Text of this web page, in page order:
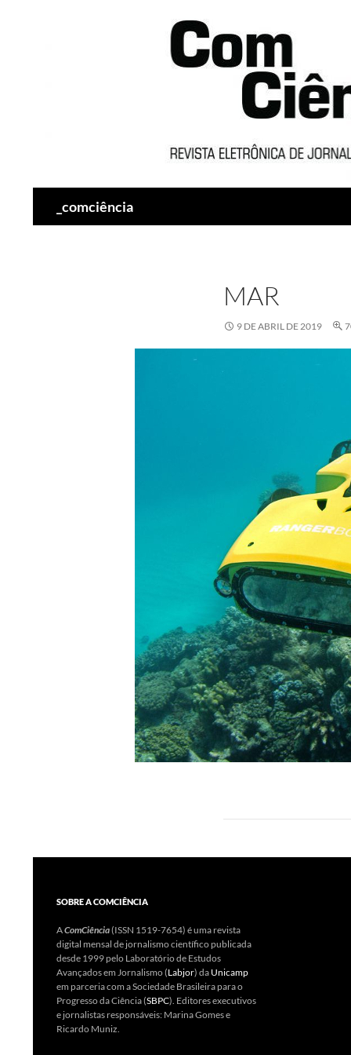
_comciência
MAR
9 DE ABRIL DE 2019
SOBRE A COMCIÊNCIA
AComCiência(ISSN 1519-7654) é uma revista
digital mensal de jornalismo científico publicada
desde 1999 pelo Laboratório de Estudos
Avançados em Jornalismo (Labjor) da Unicamp
em parceria com a Sociedade Brasileira para o
Progresso da Ciência (SBPC). Editores executivos
e jornalistas responsáveis: Marina Gomes e
Ricardo Muniz.